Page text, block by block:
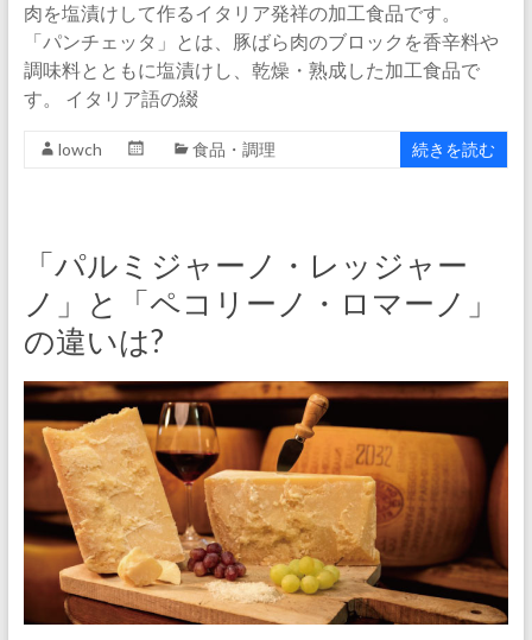
肉を塩漬けして作るイタリア発祥の加工食品です。
「パンチェッタ」とは、豚ばら肉のブロックを香辛料や
調味料とともに塩漬けし、乾燥・熟成した加工食品で
す。 イタリア語の綴
lowch 食品・調理 続きを読む
「パルミジャーノ・レッジャー
ノ」と「ペコリーノ・ロマーノ」
の違いは?